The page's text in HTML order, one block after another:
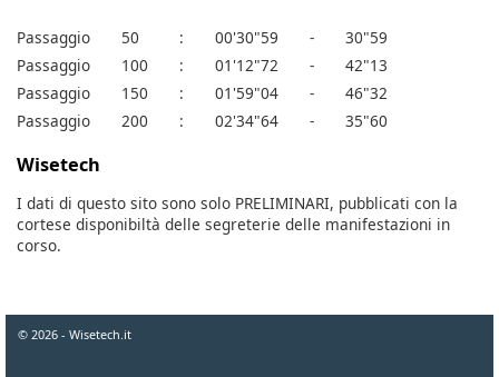
Passaggio 50 : 00'30"59 -
30"59
Passaggio
100 : 01'12"72 -
42"13
Passaggio
150 : 01'59"04 -
46"32
Passaggio
200 : 02'34"64 - 35"60
Wisetech
I dati di questo sito sono solo PRELIMINARI, pubblicati con la
cortese disponibiltà delle segreterie delle manifestazioni in
corso.
© 2026 - Wisetech.it